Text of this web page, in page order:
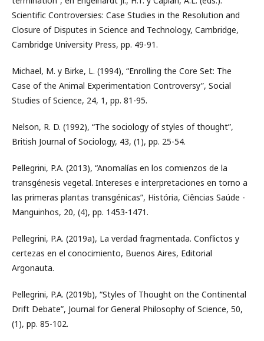
Scientific Controversies: Case Studies in the Resolution and
Closure of Disputes in Science and Technology, Cambridge,
Cambridge University Press, pp. 49-91.
Michael, M. y Birke, L. (1994), “Enrolling the Core Set: The
Case of the Animal Experimentation Controversy”, Social
Studies of Science, 24, 1, pp. 81-95.
Nelson, R. D. (1992), “The sociology of styles of thought”,
British Journal of Sociology, 43, (1), pp. 25-54.
Pellegrini, P.A. (2013), “Anomalías en los comienzos de la
transgénesis vegetal. Intereses e interpretaciones en torno a
las primeras plantas transgénicas”, História, Ciências Saúde -
Manguinhos, 20, (4), pp. 1453-1471.
Pellegrini, P.A. (2019a), La verdad fragmentada. Conflictos y
certezas en el conocimiento, Buenos Aires, Editorial
Argonauta.
Pellegrini, P.A. (2019b), “Styles of Thought on the Continental
Drift Debate”, Journal for General Philosophy of Science, 50,
(1), pp. 85-102.